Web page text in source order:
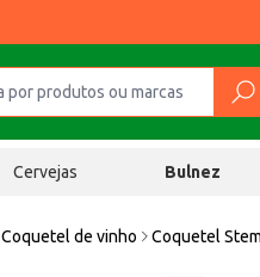
Cervejas Bulnez
Coquetel de vinho Coquetel